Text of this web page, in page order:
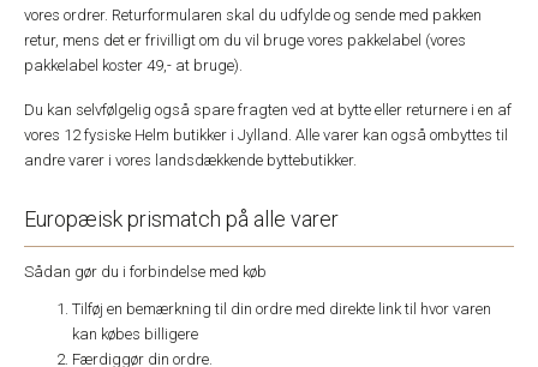
vores ordrer. Returformularen skal du udfylde og sende med pakken
retur, mens det er frivilligt om du vil bruge vores pakkelabel (vores
pakkelabel koster 49,- at bruge).
Du kan selvfølgelig også spare fragten ved at bytte eller returnere i en af
vores 12 fysiske Helm butikker i Jylland. Alle varer kan også ombyttes til
andre varer i vores landsdækkende byttebutikker.
Europæisk prismatch på alle varer
Sådan gør du i forbindelse med køb
Tilføj en bemærkning til din ordre med direkte link til hvor varen
kan købes billigere
Færdiggør din ordre.